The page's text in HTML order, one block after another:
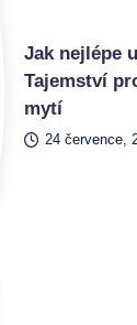
Jak nejlépe
Tajemství
mytí
24 července,